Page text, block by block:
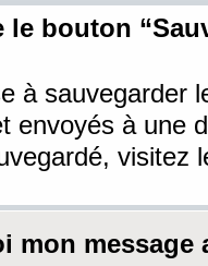
le bouton
à sauvegarder
envoyés à une
visitez
mon message